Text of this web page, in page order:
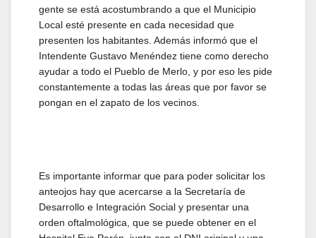
gente se está acostumbrando a que el Municipio
Local esté presente en cada necesidad que
presenten los habitantes. Además informó que el
Intendente Gustavo Menéndez tiene como derecho
ayudar a todo el Pueblo de Merlo, y por eso les pide
constantemente a todas las áreas que por favor se
pongan en el zapato de los vecinos.
Es importante informar que para poder solicitar los
anteojos hay que acercarse a la Secretaría de
Desarrollo e Integración Social y presentar una
orden oftalmológica, que se puede obtener en el